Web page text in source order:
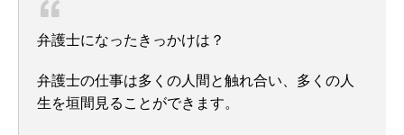
弁護士になったきっかけは？
弁護士の仕事は多くの人間と触れ合い、多くの人
生を垣間見ることができます。